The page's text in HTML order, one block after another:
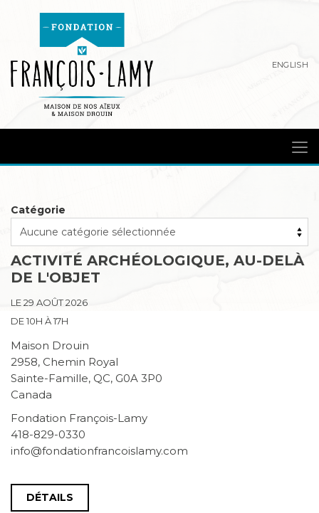
ENGLISH
Catégorie
ACTIVITÉ ARCHÉOLOGIQUE, AU-DELÀ
DE L'OBJET
LE 29 AOÛT 2026
DE 10H À 17H
Maison Drouin
2958, Chemin Royal
Sainte-Famille, QC, G0A 3P0
Canada
Fondation François-Lamy
418-829-0330
info@fondationfrancoislamy.com
DÉTAILS